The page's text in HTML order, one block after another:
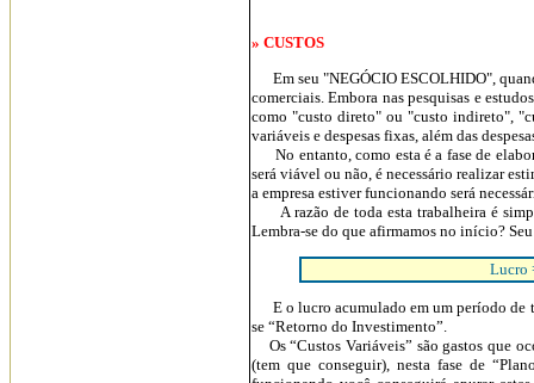
» CUSTOS
Em seu "NEGÓCIO ESCOLHIDO",
comerciais. Embora nas pesquisas e
como "custo direto" ou "custo indireto",
variáveis e despesas fixas, além das
No entanto, como esta é a fase de
será viável ou não, é necessário realizar
a empresa estiver funcionando será
A razão de toda esta trabalheira é
Lembra-se do que afirmamos no início?
Lucro
E o lucro acumulado em um período de
se “Retorno do Investimento”.
Os “Custos Variáveis” são gastos que
(tem que conseguir), nesta fase de